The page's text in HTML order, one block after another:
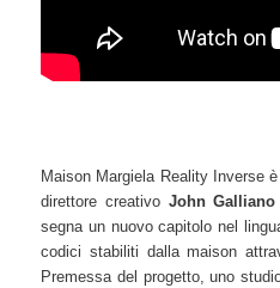
Maison Margiela Reality Inverse
direttore creativo John Galliano
segna un nuovo capitolo nel
codici stabiliti dalla maison
Premessa del progetto, uno